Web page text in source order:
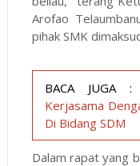
Arofao
pihak SMK
BACA JUGA :
Kerjasama
Di Bidang SDM
Dalam rapat yang